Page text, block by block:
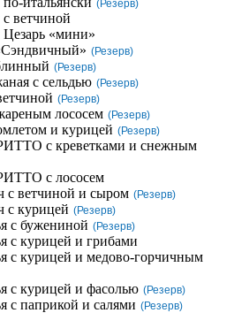
(Резерв)
ветчиной
«мини»
(Резерв)
(Резерв)
с сельдью (Резерв)
(Резерв)
лососем (Резерв)
и курицей (Резерв)
с креветками и снежным
с лососем
с ветчиной и сыром (Резерв)
с курицей (Резерв)
с бужениной (Резерв)
с курицей и грибами
с курицей и медово-горчичным
с курицей и фасолью (Резерв)
с паприкой и салями (Резерв)